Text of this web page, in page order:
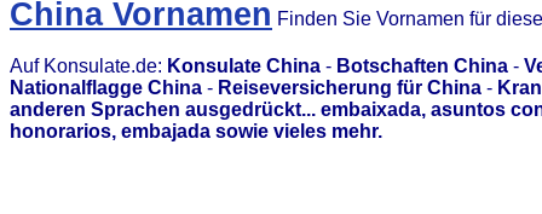
China Vornamen Finden Sie Vornamen für
Auf Konsulate.de: Konsulate China - Botschaften China -
Nationalflagge China - Reiseversicherung für China -
anderen Sprachen ausgedrückt... embaixada, asuntos
honorarios, embajada sowie vieles mehr.